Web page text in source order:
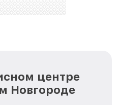
центре
Новгороде